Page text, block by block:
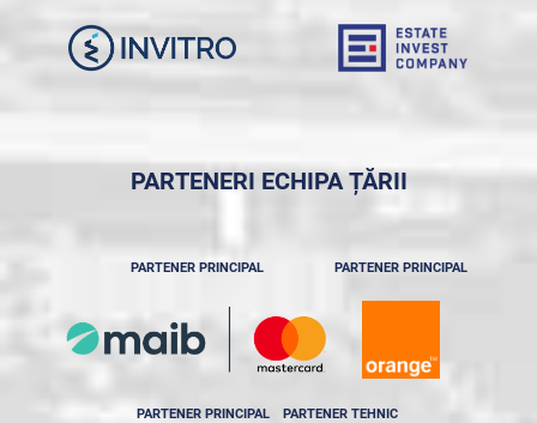
PARTENERI ECHIPA ȚĂRII
PARTENER PRINCIPAL PARTENER PRINCIPAL
PARTENER PRINCIPAL PARTENER TEHNIC